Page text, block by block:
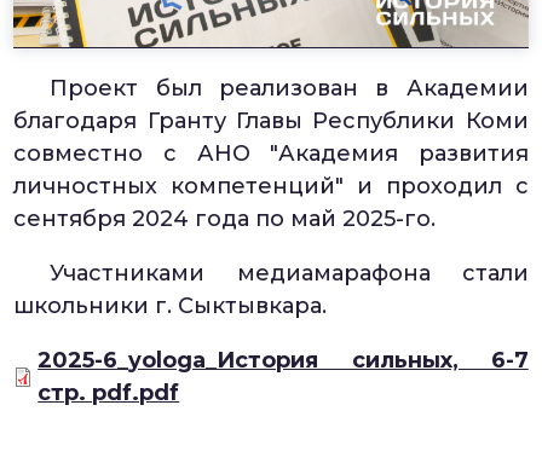
Проект был реализован в Академии
благодаря Гранту Главы Республики Коми
совместно с АНО "Академия развития
личностных компетенций" и проходил с
сентября 2024 года по май 2025-го.
Участниками медиамарафона стали
школьники г. Сыктывкара.
Документ
2025-6_yologa_История сильных, 6-7
стр. pdf.pdf